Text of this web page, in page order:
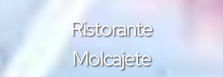
Ristorante
Molcajete